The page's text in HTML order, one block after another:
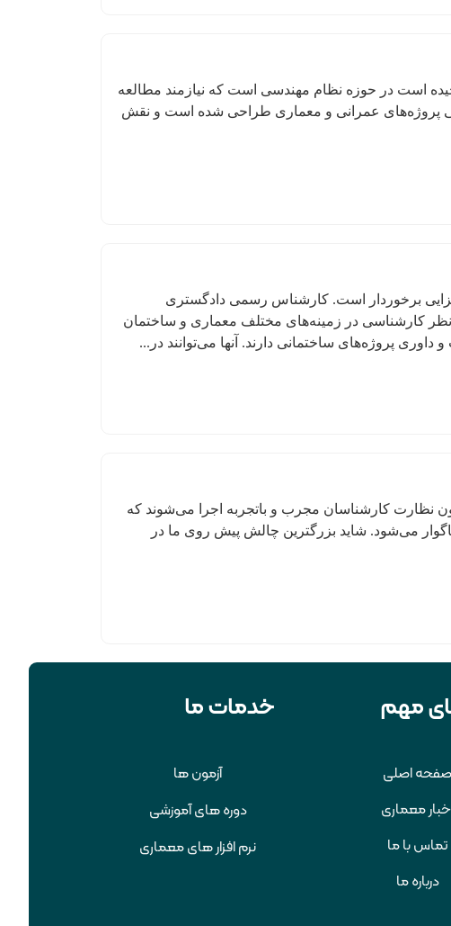
است در حوزه نظام مهندسی است که نیازمند مطالعه
پروژه‌های عمرانی و معماری طراحی شده است و نقش
برخوردار است. کارشناس رسمی دادگستری
کارشناسی در زمینه‌های مختلف معماری و ساختمان
پروژه‌های ساختمانی دارند. آنها می‌توانند در...
نظارت کارشناسان مجرب و باتجربه اجرا می‌شوند که
می‌شود. شاید بزرگترین چالش پیش روی ما در
مهم
صفحه اصلی
معماری
تماس با ما
درباره ما
خدمات ما
آزمون ها
دوره های آموزشی
نرم افزار های معماری